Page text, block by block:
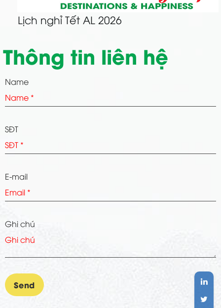
Lịch nghỉ Tết AL 2026
Thông tin liên hệ
Name
SĐT
E-mail
Ghi chú